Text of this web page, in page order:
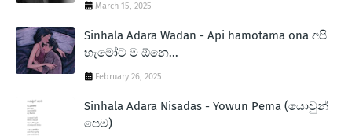
March 15, 2025
Sinhala Adara Wadan - Api hamotama ona අපි
හැමෝට ම ඕනෙ...
February 26, 2025
Sinhala Adara Nisadas - Yowun Pema (යොවුන්
පෙම)